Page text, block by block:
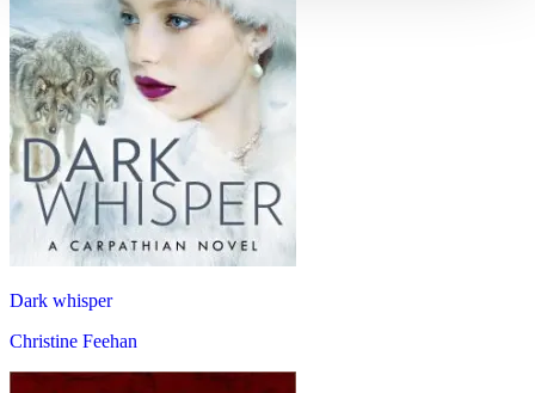
Dark whisper
Christine Feehan